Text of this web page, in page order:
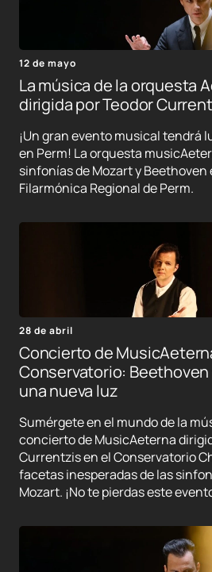
12 de mayo
La música de la orquesta
dirigida por Teodor
¡Un gran evento musical tendrá
en Perm! La orquesta
sinfonías de Mozart y Beethoven
Filarmónica Regional de Perm.
28 de abril
Concierto de
Conservatorio:
una nueva luz
Sumérgete en el mundo de la
concierto de MusicAeterna
Currentzis en el Conservatorio
facetas inesperadas de las
Mozart. ¡No te pierdas este